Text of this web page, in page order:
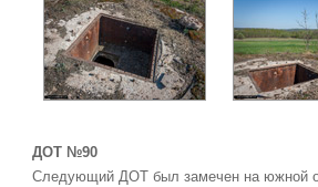
ДОТ №90
Следующий ДОТ был замечен на южной